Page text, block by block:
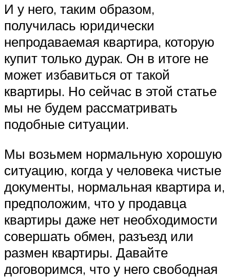
И у него, таким образом,
получилась юридически
непродаваемая квартира, которую
купит только дурак. Он в итоге не
может избавиться от такой
квартиры. Но сейчас в этой статье
мы не будем рассматривать
подобные ситуации.
Мы возьмем нормальную хорошую
ситуацию, когда у человека чистые
документы, нормальная квартира и,
предположим, что у продавца
квартиры даже нет необходимости
совершать обмен, разъезд или
размен квартиры. Давайте
договоримся, что у него свободная